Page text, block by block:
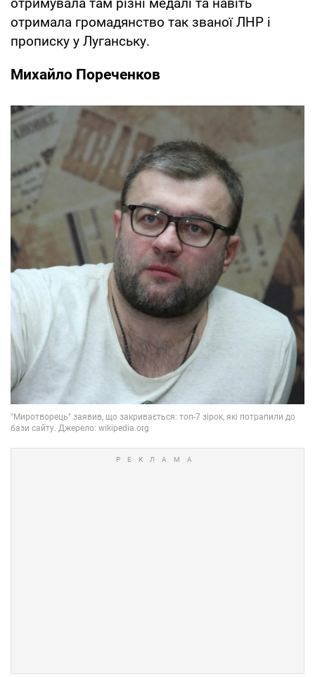
отримала громадянство так званої ЛНР і
прописку у Луганську.
Михайло Пореченков